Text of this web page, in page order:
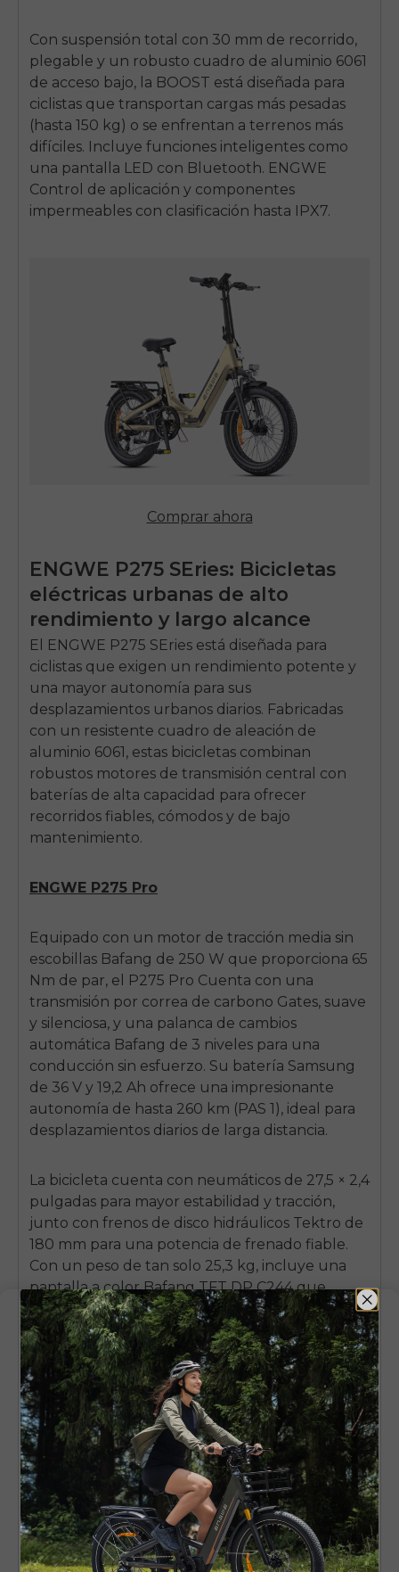
Con suspensión total con 30 mm de recorrido,
plegable y un robusto cuadro de aluminio 6061
de acceso bajo, la BOOST está diseñada para
ciclistas que transportan cargas más pesadas
(hasta 150 kg) o se enfrentan a terrenos más
difíciles. Incluye funciones inteligentes como
una pantalla LED con Bluetooth. ENGWE
Control de aplicación y componentes
impermeables con clasificación hasta IPX7.
Comprar ahora
ENGWE P275 SEries: Bicicletas
eléctricas urbanas de alto
rendimiento y largo alcance
El ENGWE P275 SEries está diseñada para
ciclistas que exigen un rendimiento potente y
una mayor autonomía para sus
desplazamientos urbanos diarios. Fabricadas
con un resistente cuadro de aleación de
aluminio 6061, estas bicicletas combinan
robustos motores de transmisión central con
baterías de alta capacidad para ofrecer
recorridos fiables, cómodos y de bajo
mantenimiento.
ENGWE P275 Pro
Equipado con un motor de tracción media sin
escobillas Bafang de 250 W que proporciona 65
Nm de par, el
P275 Pro Cuenta con una
transmisión por correa de carbono Gates, suave
y silenciosa, y una palanca de cambios
automática Bafang de 3 niveles para una
conducción sin esfuerzo. Su batería Samsung
de 36 V y 19,2 Ah ofrece una impresionante
autonomía de hasta 260 km (PAS 1), ideal para
desplazamientos diarios de larga distancia.
La bicicleta cuenta con neumáticos de 27,5 × 2,4
pulgadas para mayor estabilidad y tracción,
junto con frenos de disco hidráulicos Tektro de
180 mm para una potencia de frenado fiable.
Con un peso de tan solo 25,3 kg, incluye una
pantalla a color Bafang TFT DP C244 que
muestra datos de la ruta en tiempo real.